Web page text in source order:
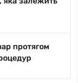
протягом